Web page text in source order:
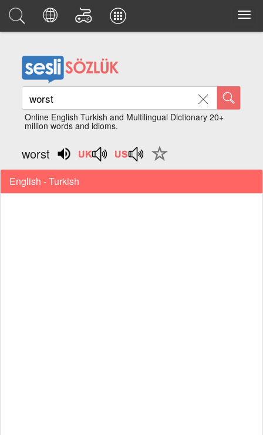
Online English Turkish and Multilingual Dictionary 20+
million words and idioms.
worst
English - Turkish